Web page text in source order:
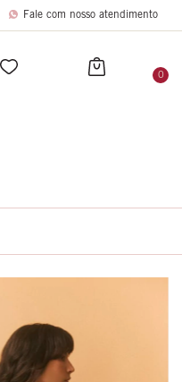
Fale com nosso atendimento
0